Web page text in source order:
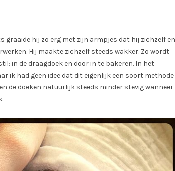
graaide hij zo erg met zijn armpjes dat hij zichzelf en
Hij maakte zichzelf steeds wakker. Zo wordt
in de draagdoek en door in te bakeren. In het
ik had geen idee dat dit eigenlijk een soort methode
de doeken natuurlijk steeds minder stevig wanneer